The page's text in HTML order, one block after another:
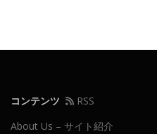
コンテンツ
RSS
About Us – サイト紹介